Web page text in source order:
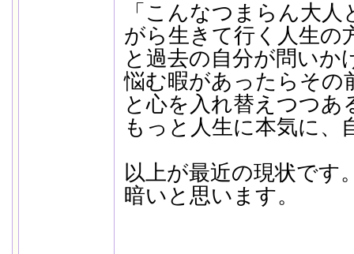
「こんなつまらん大
がら生きて行く人生の
と過去の自分が問いか
悩む暇があったらその
と心を入れ替えつつあ
もっと人生に本気に、
以上が最近の現状です
暗いと思います。